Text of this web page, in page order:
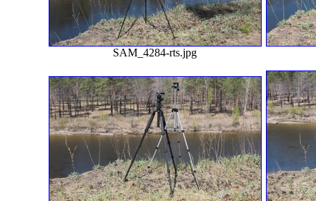
SAM_4284-rts.jpg